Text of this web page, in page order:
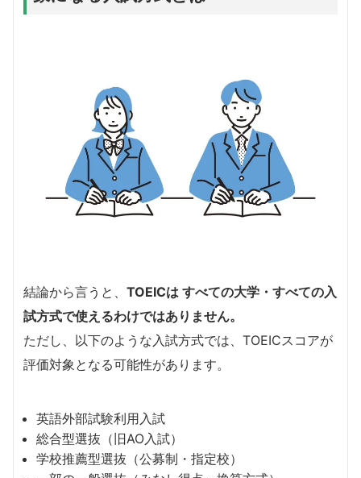
結論から言うと、 TOEICは すべての大学・すべての入
試方式で使えるわけではありません。
ただし、以下のような入試方式では、TOEICスコアが
評価対象となる可能性があります。
英語外部試験利用入試
総合型選抜（旧AO入試）
学校推薦型選抜（公募制・指定校）